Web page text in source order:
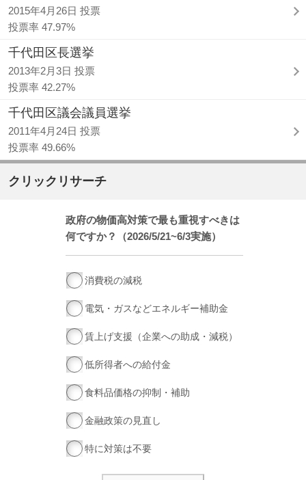
2015年4月26日 投票
投票率 47.97%
千代田区長選挙
2013年2月3日 投票
投票率 42.27%
千代田区議会議員選挙
2011年4月24日 投票
投票率 49.66%
クリックリサーチ
政府の物価高対策で最も重視すべきは
何ですか？（2026/5/21~6/3実施）
消費税の減税
電気・ガスなどエネルギー補助金
賃上げ支援（企業への助成・減税）
低所得者への給付金
食料品価格の抑制・補助
金融政策の見直し
特に対策は不要